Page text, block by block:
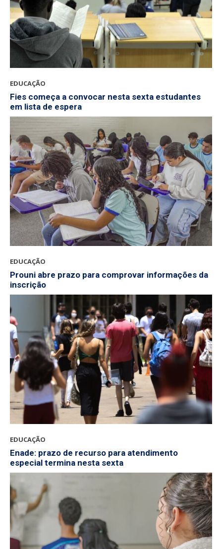
EDUCAÇÃO
Fies começa a convocar nesta sexta estudantes
em lista de espera
EDUCAÇÃO
Prouni abre prazo para comprovar informações da
inscrição
EDUCAÇÃO
Enade: prazo de recurso para atendimento
especial termina nesta sexta